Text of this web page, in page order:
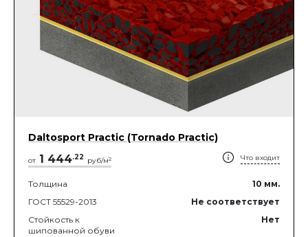
Daltosport Practic (Tornado Practic)
от 1 444.22 руб/м2 Что входит
Толщина 10 мм.
ГОСТ 55529-2013
Не соответствует
Стойкость к
шипованной обуви
Нет